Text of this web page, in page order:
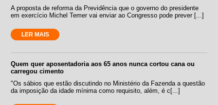
A proposta de reforma da Previdência que o governo do presidente
em exercício Michel Temer vai enviar ao Congresso pode prever [...]
LER MAIS
Quem quer aposentadoria aos 65 anos nunca cortou cana ou
carregou cimento
"Os sábios que estão discutindo no Ministério da Fazenda a questão
da imposição da idade mínima como requisito, além, é c[...]